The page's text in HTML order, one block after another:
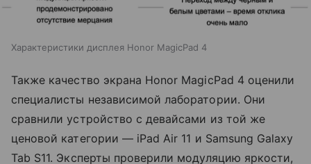
Характеристики дисплея Honor MagicPad 4
Также качество экрана Honor MagicPad 4 оценили
специалисты независимой лаборатории. Они
сравнили устройство с девайсами из той же
ценовой категории — iPad Air 11 и Samsung Galaxy
Tab S11. Эксперты проверили модуляцию яркости,